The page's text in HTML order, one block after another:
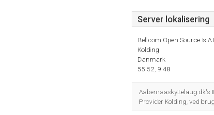
Server lokalisering
Bellcom Open Source Is
Kolding
Danmark
55.52, 9.48
Aabenraaskyttelaug.dk's
Provider Kolding, ved